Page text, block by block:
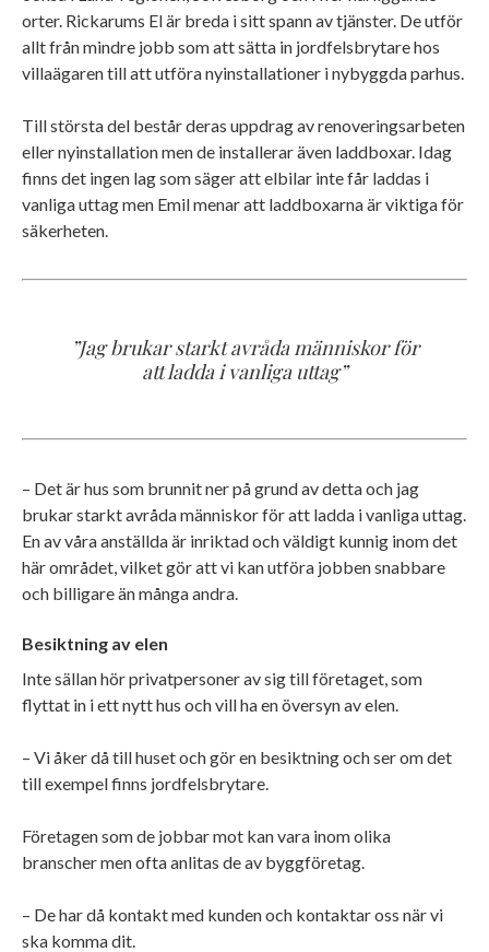
orter. Rickarums El är breda i sitt spann av tjänster. De utför
allt från mindre jobb som att sätta in jordfelsbrytare hos
villaägaren till att utföra nyinstallationer i nybyggda parhus.
Till största del består deras uppdrag av renoveringsarbeten
eller nyinstallation men de installerar även laddboxar. Idag
finns det ingen lag som säger att elbilar inte får laddas i
vanliga uttag men Emil menar att laddboxarna är viktiga för
säkerheten.
”Jag brukar starkt avråda människor för
att ladda i vanliga uttag”
– Det är hus som brunnit ner på grund av detta och jag
brukar starkt avråda människor för att ladda i vanliga uttag.
En av våra anställda är inriktad och väldigt kunnig inom det
här området, vilket gör att vi kan utföra jobben snabbare
och billigare än många andra.
Besiktning av elen
Inte sällan hör privatpersoner av sig till företaget, som
flyttat in i ett nytt hus och vill ha en översyn av elen.
– Vi åker då till huset och gör en besiktning och ser om det
till exempel finns jordfelsbrytare.
Företagen som de jobbar mot kan vara inom olika
branscher men ofta anlitas de av byggföretag.
– De har då kontakt med kunden och kontaktar oss när vi
ska komma dit.